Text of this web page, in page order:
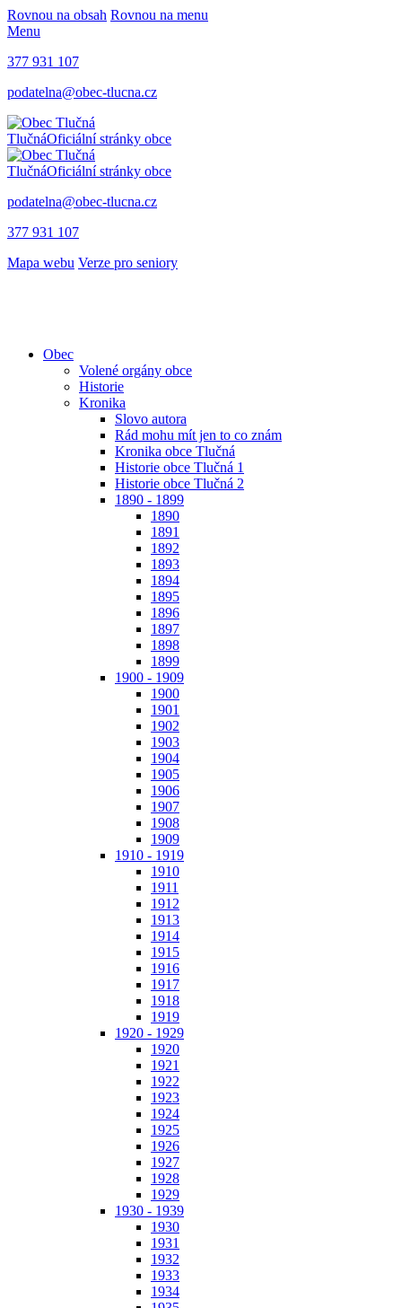
Rovnou na obsah Rovnou na menu
Menu
377 931 107
podatelna@obec-tlucna.cz
TlučnáOficiální stránky obce
TlučnáOficiální stránky obce
podatelna@obec-tlucna.cz
377 931 107
Mapa webu Verze pro seniory
Obec
Volené orgány obce
Historie
Kronika
Slovo autora
Rád mohu mít jen to co znám
Kronika obce Tlučná
Historie obce Tlučná 1
Historie obce Tlučná 2
1890 - 1899
1890
1891
1892
1893
1894
1895
1896
1897
1898
1899
1900 - 1909
1900
1901
1902
1903
1904
1905
1906
1907
1908
1909
1910 - 1919
1910
1911
1912
1913
1914
1915
1916
1917
1918
1919
1920 - 1929
1920
1921
1922
1923
1924
1925
1926
1927
1928
1929
1930 - 1939
1930
1931
1932
1933
1934